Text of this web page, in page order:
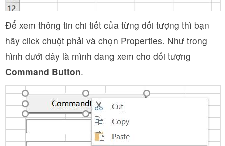
Để xem thông tin chi tiết của từng đối tượng thì bạn
hãy click chuột phải và chọn Properties. Như trong
hình dưới đây là mình đang xem cho đối tượng
Command Button.